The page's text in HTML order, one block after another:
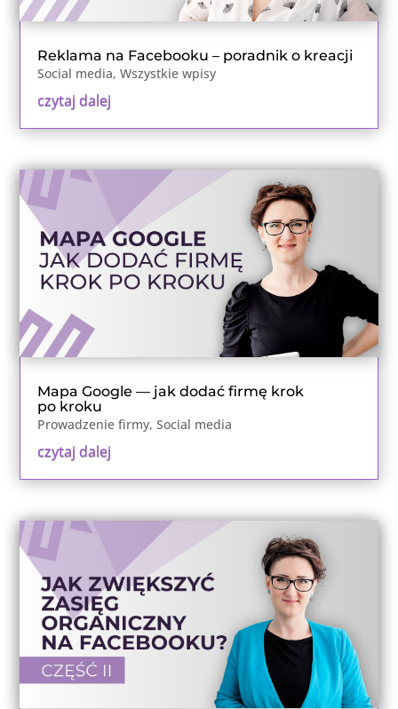
Reklama na Facebooku – poradnik o kreacji
Social media,Wszystkie wpisy
czytaj dalej
Mapa Google — jak dodać firmę krok
po kroku
Prowadzenie firmy,Social media
czytaj dalej